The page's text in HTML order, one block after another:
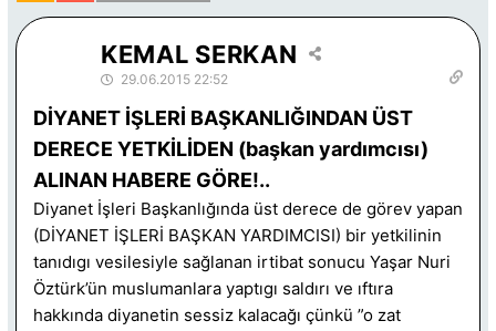
KEMAL SERKAN
29.06.2015 22:52
DİYANET İŞLERİ BAŞKANLIĞINDAN ÜST
DERECE YETKİLİDEN (başkan yardımcısı)
ALINAN HABERE GÖRE!..
Diyanet İşleri Başkanlığında üst derece de görev yapan
(DİYANET İŞLERİ BAŞKAN YARDIMCISI) bir yetkilinin
tanıdıgı vesilesiyle sağlanan irtibat sonucu Yaşar Nuri
Öztürk’ün muslumanlara yaptıgı saldırı ve ıftıra
hakkında diyanetin sessiz kalacağı çünkü ”o zat